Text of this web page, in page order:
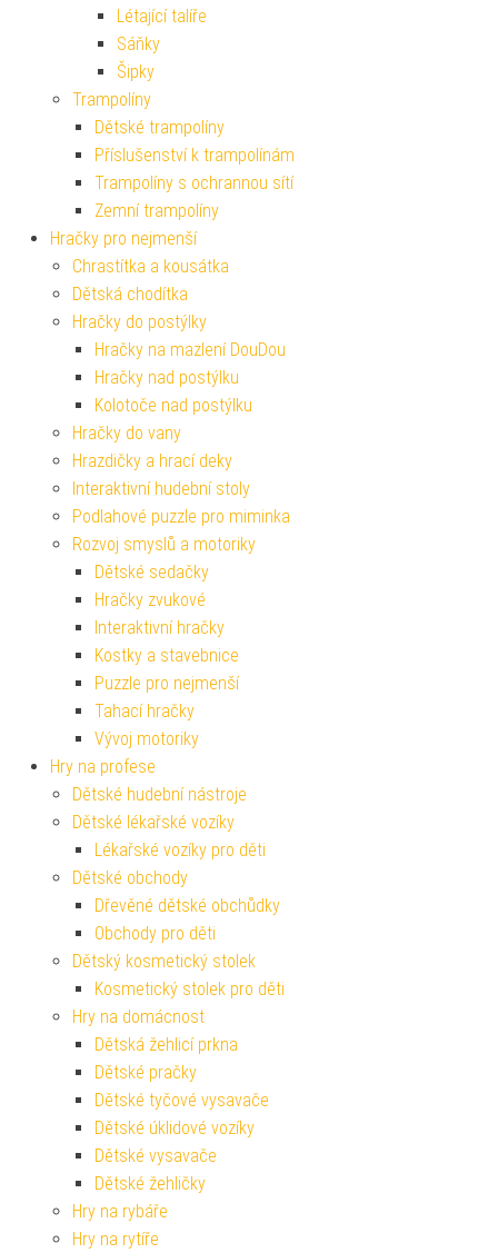
Létající talíře
Sáňky
Šipky
Trampolíny
Dětské trampolíny
Příslušenství k trampolínám
Trampolíny s ochrannou sítí
Zemní trampolíny
Hračky pro nejmenší
Chrastítka a kousátka
Dětská chodítka
Hračky do postýlky
Hračky na mazlení DouDou
Hračky nad postýlku
Kolotoče nad postýlku
Hračky do vany
Hrazdičky a hrací deky
Interaktivní hudební stoly
Podlahové puzzle pro miminka
Rozvoj smyslů a motoriky
Dětské sedačky
Hračky zvukové
Interaktivní hračky
Kostky a stavebnice
Puzzle pro nejmenší
Tahací hračky
Vývoj motoriky
Hry na profese
Dětské hudební nástroje
Dětské lékařské vozíky
Lékařské vozíky pro děti
Dětské obchody
Dřevěné dětské obchůdky
Obchody pro děti
Dětský kosmetický stolek
Kosmetický stolek pro děti
Hry na domácnost
Dětská žehlicí prkna
Dětské pračky
Dětské tyčové vysavače
Dětské úklidové vozíky
Dětské vysavače
Dětské žehličky
Hry na rybáře
Hry na rytíře